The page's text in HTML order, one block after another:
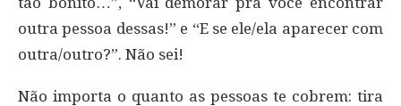
outra pessoa dessas!” e “E se ele/ela aparecer com
outra/outro?”. Não sei!
Não importa o quanto as pessoas te cobrem: tira